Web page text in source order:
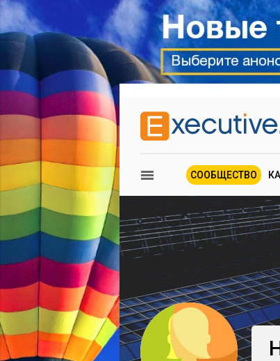
СООБЩЕСТВО